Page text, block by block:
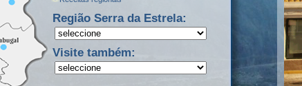
Região Serra da Estrela:
Visite também: